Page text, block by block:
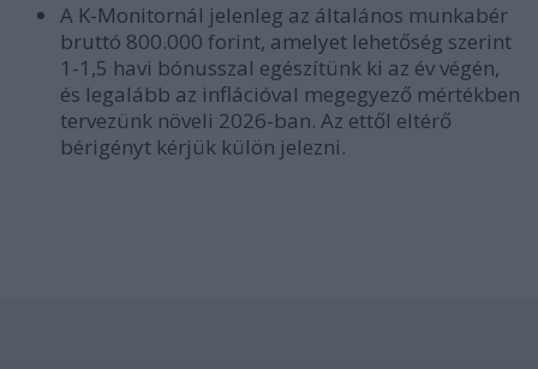
A K-Monitornál jelenleg az általános munkabér
bruttó 800.000 forint, amelyet lehetőség szerint
1-1,5 havi bónusszal egészítünk ki az év végén,
és legalább az inflációval megegyező mértékben
tervezünk növeli 2026-ban. Az ettől eltérő
bérigényt kérjük külön jelezni.